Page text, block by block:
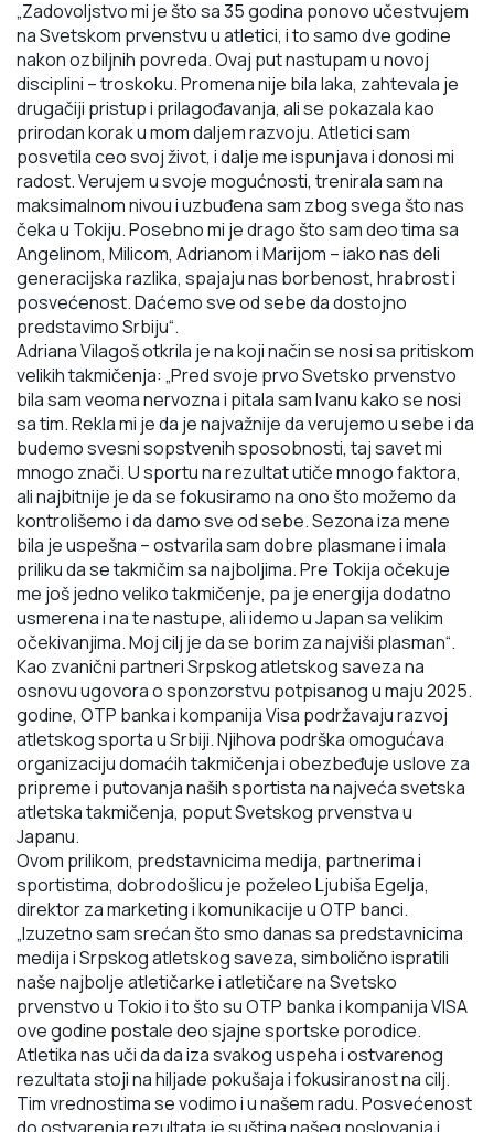
„Zadovoljstvo mi je što sa 35 godina ponovo učestvujem
na Svetskom prvenstvu u atletici, i tosamo dve godine
nakon ozbiljnih povreda. Ovaj put nastupam u novoj
disciplini – troskoku.Promena nije bila laka, zahtevala je
drugačiji pristup i prilagođavanja, ali se pokazala kao
prirodankorak u mom daljem razvoju. Atletici sam
posvetila ceo svoj život, i dalje me ispunjava i donosi mi
radost. Verujem u svoje mogućnosti, trenirala sam na
maksimalnom nivou i uzbuđena sam zbogsvega što nas
čeka u Tokiju. Posebno mi je drago što sam deo tima sa
Angelinom, Milicom, Adrianom i Marijom – iako nas deli
generacijska razlika, spajaju nas borbenost, hrabrost i
posvećenost. Daćemo sve od sebe da dostojno
predstavimo Srbiju“.
Adriana Vilagoš otkrila je na koji način se nosi sa pritiskom
velikih takmičenja: „Pred svoje prvoSvetsko prvenstvo
bila sam veoma nervozna i pitala sam Ivanu kako se nosi
sa tim. Rekla mi je da je najvažnije da verujemo u sebe i da
budemo svesni sopstvenih sposobnosti, taj savet mi
mnogo znači. U sportu na rezultat utiče mnogo faktora,
ali najbitnije je da se fokusiramo na ono štomožemo da
kontrolišemo i da damo sve od sebe. Sezona iza mene
bila je uspešna – ostvarila samdobre plasmane i imala
priliku da se takmičim sa najboljima. Pre Tokija očekuje
me još jednoveliko takmičenje, pa je energija dodatno
usmerena i na te nastupe, ali idemo u Japan sa velikim
očekivanjima. Moj cilj je da se borim za najviši plasman“.
Kao zvanični partneri Srpskog atletskog saveza na
osnovu ugovora o sponzorstvu potpisanog u maju 2025.
godine, OTP banka i kompanija Visa podržavaju razvoj
atletskog sporta u Srbiji. Njihova podrška omogućava
organizaciju domaćih takmičenja i obezbeđuje uslove za
pripreme i putovanja naših sportista na najveća svetska
atletska takmičenja, poput Svetskog prvenstva u
Japanu.
Ovom prilikom, predstavnicima medija, partnerima i
sportistima, dobrodošlicu je poželeoLjubiša Egelja,
direktor za marketing i komunikacije u OTP banci.
„Izuzetno sam srećan što smo danas sa predstavnicima
medija i Srpskog atletskog saveza, simbolično ispratili
naše najbolje atletičarke i atletičare na Svetsko
prvenstvo u Tokio i to što suOTP banka i kompanija VISA
ove godine postale deo sjajne sportske porodice.
Atletika nas uči dada iza svakog uspeha i ostvarenog
rezultata stoji na hiljade pokušaja i fokusiranost na cilj.
Timvrednostima se vodimo i u našem radu. Posvećenost